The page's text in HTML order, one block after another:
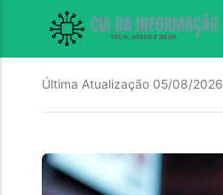
Última Atualização 05/08/2026